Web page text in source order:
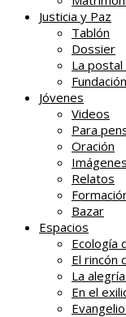
Justicia y Paz
Tablón
Dossier
La postal
Jóvenes
Videos
Para
Oración
Imágenes
Relatos
Bazar
Espacios
Ecología
El rincón
La
En el